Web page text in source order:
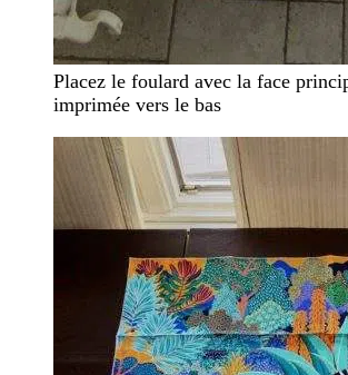
Placez le foulard avec la face
imprimée vers le bas